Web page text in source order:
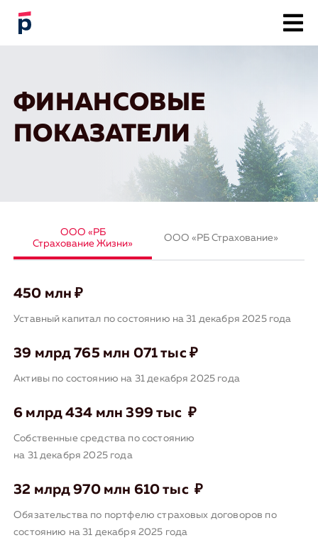
Связаться с нами
Документы по событию
о страховом событии
ФИНАНСОВЫЕ
ПОКАЗАТЕЛИ
ООО «РБ
Страхование Жизни»
ООО «РБ Страхование»
450 млн ₽
Уставный капитал по состоянию на 31 декабря 2025 года
39 млрд 765 млн 071 тыс ₽
Активы по состоянию на 31 декабря 2025 года
6 млрд 434 млн 399 тыс ₽
Собственные средства по состоянию
на 31 декабря 2025 года
32 млрд 970 млн 610 тыс ₽
Обязательства по портфелю страховых договоров по
состоянию на 31 декабря 2025 года